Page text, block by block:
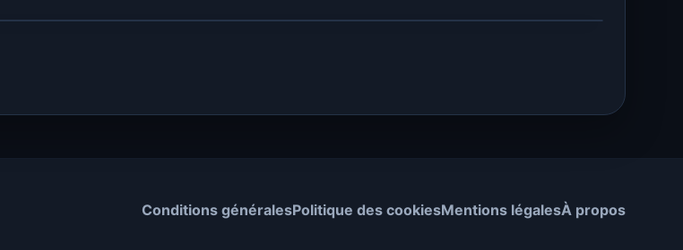
Conditions généralesPolitique des cookiesMentions légalesÀ propos